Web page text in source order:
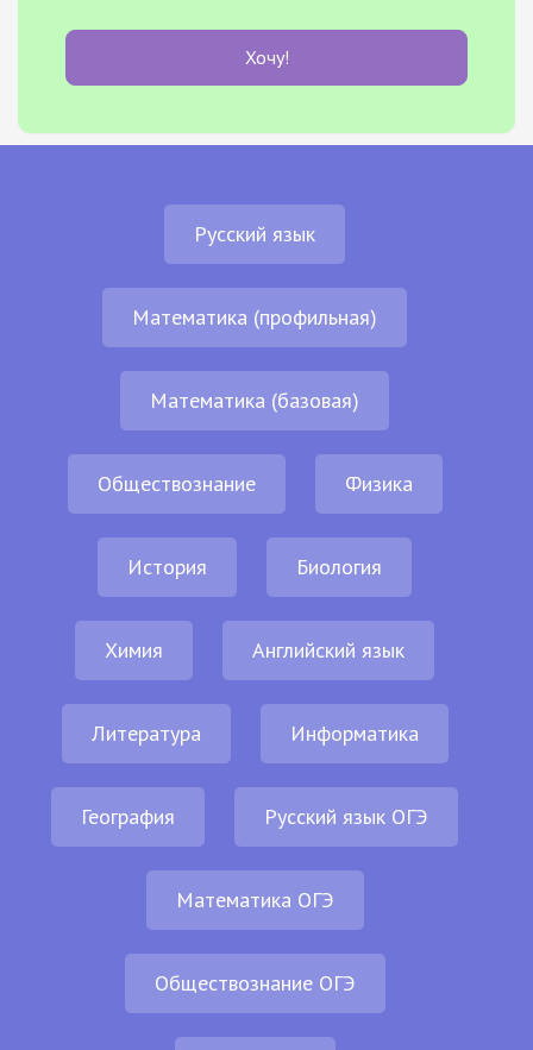
Хочу!
Русский язык
Математика (профильная)
Математика (базовая)
Обществознание Физика
История Биология
Химия Английский язык
Литература Информатика
География Русский язык ОГЭ
Математика ОГЭ
Обществознание ОГЭ